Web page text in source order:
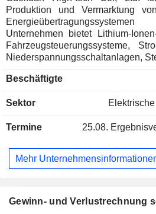
Produktion und Vermarktung
Unternehmen bietet Lithium-
Fahrzeugsteuerungssysteme,
Niederspannungsschaltanlagen,
Beschäftigte
Sektor
Termine 25.08.
Mehr
Gewinn- und Verlustrechnung